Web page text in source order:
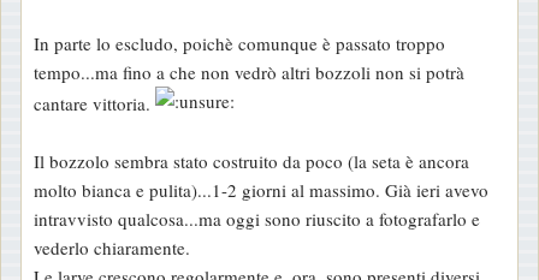
In parte lo escludo, poichè comunque è passato troppo
tempo...ma fino a che non vedrò altri bozzoli non si potrà
cantare vittoria.
Il bozzolo sembra stato costruito da poco (la seta è ancora
molto bianca e pulita)...1-2 giorni al massimo. Già ieri avevo
intravvisto qualcosa...ma oggi sono riuscito a fotografarlo e
vederlo chiaramente.